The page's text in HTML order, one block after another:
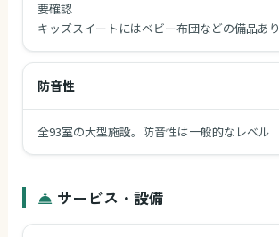
要確認
キッズスイートにはベビー布団などの備品あり
防音性
全93室の大型施設。防音性は一般的なレベル
サービス・設備